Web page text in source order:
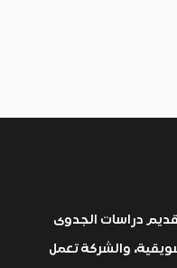
دراسات الجدوى
والشركة تعمل